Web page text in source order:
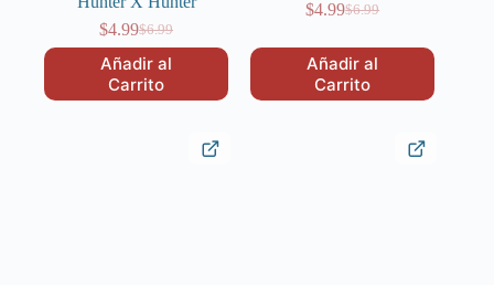
$6.99
El
precio
original
era:
$4.99El
precio
actual
es:
Añadir al
Carrito
$6.99
El
original
era:
$6.99.
$4.99El
actual
es:
$4.99.
Añadir al
Carrito